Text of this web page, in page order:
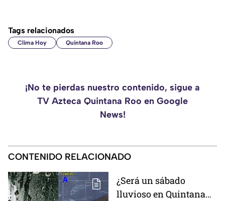
Tags relacionados
Clima Hoy Quintana Roo
¡No te pierdas nuestro contenido, sigue a
TV Azteca Quintana Roo en Google
News!
CONTENIDO RELACIONADO
¿Será un sábado
lluvioso en Quintana